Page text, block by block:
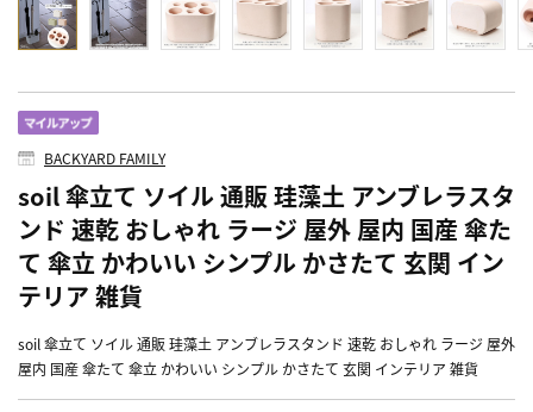
BACKYARD FAMILY
soil 傘立て ソイル 通販 珪藻土 アンブレラスタ
ンド 速乾 おしゃれ ラージ 屋外 屋内 国産 傘た
て 傘立 かわいい シンプル かさたて 玄関 イン
テリア 雑貨
soil 傘立て ソイル 通販 珪藻土 アンブレラスタンド 速乾 おしゃれ ラージ 屋外
屋内 国産 傘たて 傘立 かわいい シンプル かさたて 玄関 インテリア 雑貨